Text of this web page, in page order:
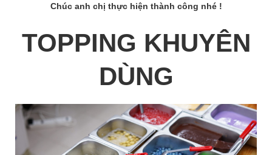
Chúc anh chị thực hiện thành công nhé !
TOPPING KHUYÊN
DÙNG